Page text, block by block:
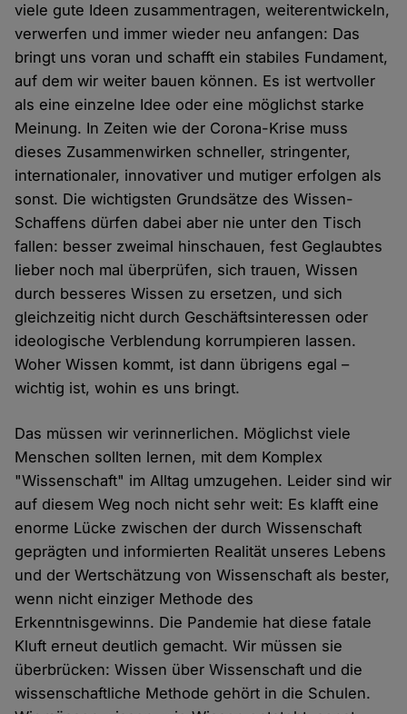
viele gute Ideen zusammentragen, weiterentwickeln,
verwerfen und immer wieder neu anfangen: Das
bringt uns voran und schafft ein stabiles Fundament,
auf dem wir weiter bauen können. Es ist wertvoller
als eine einzelne Idee oder eine möglichst starke
Meinung. In Zeiten wie der Corona-Krise muss
dieses Zusammenwirken schneller, stringenter,
internationaler, innovativer und mutiger erfolgen als
sonst. Die wichtigsten Grundsätze des Wissen-
Schaffens dürfen dabei aber nie unter den Tisch
fallen: besser zweimal hinschauen, fest Geglaubtes
lieber noch mal überprüfen, sich trauen, Wissen
durch besseres Wissen zu ersetzen, und sich
gleichzeitig nicht durch Geschäftsinteressen oder
ideologische Verblendung korrumpieren lassen.
Woher Wissen kommt, ist dann übrigens egal –
wichtig ist, wohin es uns bringt.
Das müssen wir verinnerlichen. Möglichst viele
Menschen sollten lernen, mit dem Komplex
"Wissenschaft" im Alltag umzugehen. Leider sind wir
auf diesem Weg noch nicht sehr weit: Es klafft eine
enorme Lücke zwischen der durch Wissenschaft
geprägten und informierten Realität unseres Lebens
und der Wertschätzung von Wissenschaft als bester,
wenn nicht einziger Methode des
Erkenntnisgewinns. Die Pandemie hat diese fatale
Kluft erneut deutlich gemacht. Wir müssen sie
überbrücken: Wissen über Wissenschaft und die
wissenschaftliche Methode gehört in die Schulen.